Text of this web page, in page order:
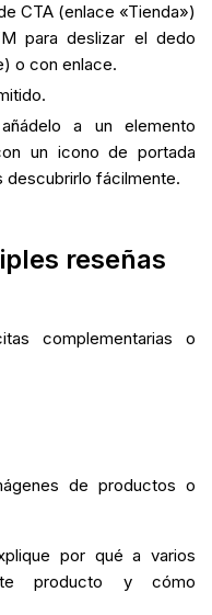
CTA (enlace «Tienda»)
para deslizar el dedo
o con enlace.
a un elemento
un icono de portada
descubrirlo fácilmente.
reseñas
complementarias o
de productos o
por qué a varios
producto y cómo